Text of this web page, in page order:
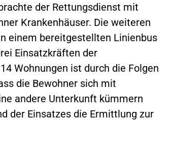
der Rettungsdienst mit
Krankenhäuser. Die weiteren
einem bereitgestellten Linienbus
Einsatzkräften der
Wohnungen ist durch die Folgen
die Bewohner sich mit
andere Unterkunft kümmern
der Einsatzes die Ermittlung zur